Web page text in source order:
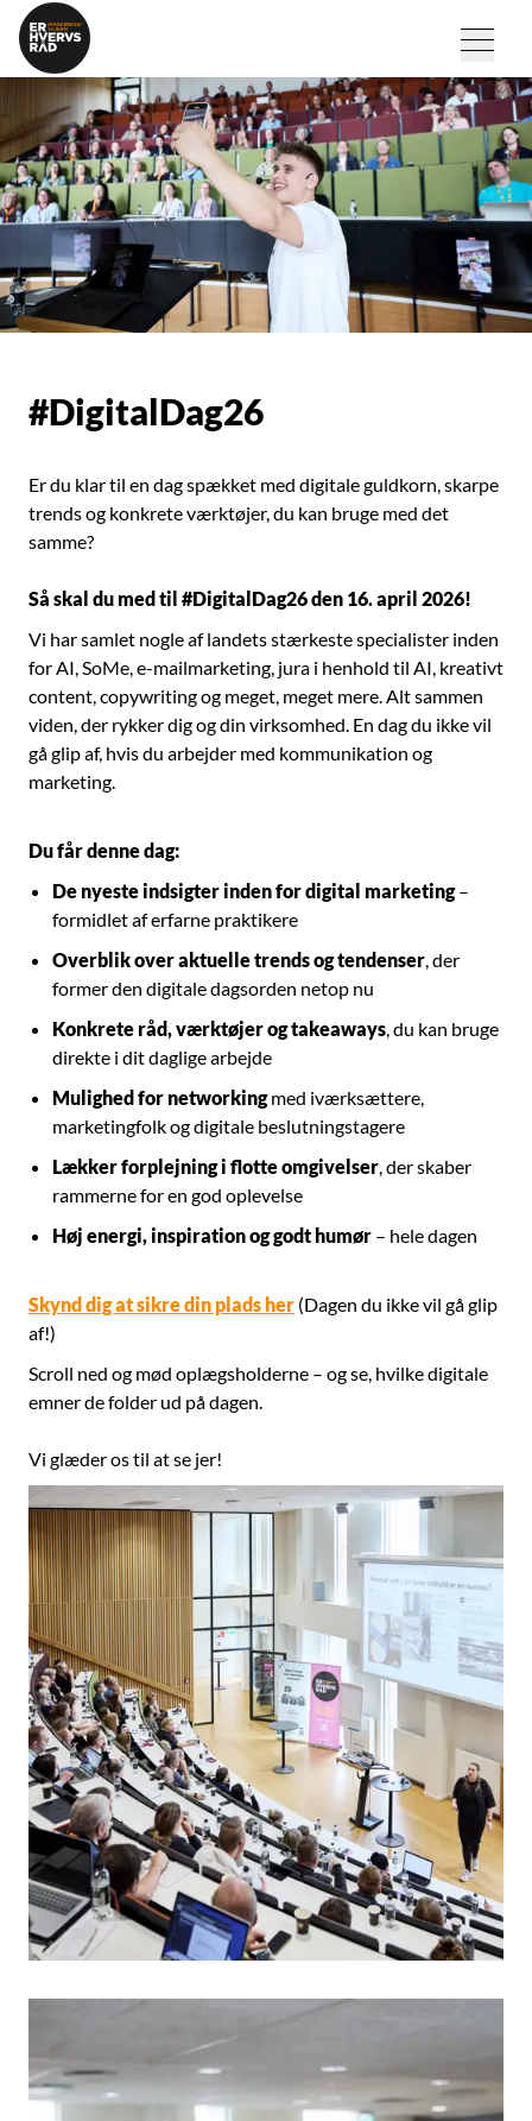
#DigitalDag26
Er du klar til en dag spækket med digitale guldkorn, skarpe
trends og konkrete værktøjer, du kan bruge med det
samme?
Så skal du med til #DigitalDag26 den 16. april 2026!
Vi har samlet nogle af landets stærkeste specialister inden
for AI, SoMe, e-mailmarketing, jura i henhold til AI, kreativt
content, copywriting og meget, meget mere. Alt sammen
viden, der rykker dig og din virksomhed. En dag du ikke vil
gå glip af, hvis du arbejder med kommunikation og
marketing.
Du får denne dag:
De nyeste indsigter inden for digital marketing–
formidlet af erfarne praktikere
Overblik over aktuelle trends og tendenser, der
former den digitale dagsorden netop nu
Konkrete råd, værktøjer og takeaways, du kan bruge
direkte i dit daglige arbejde
Mulighed for networkingmed iværksættere,
marketingfolk og digitale beslutningstagere
Lækker forplejning i flotte omgivelser, der skaber
rammerne for en god oplevelse
Høj energi, inspiration og godt humør – hele dagen
Skynd dig at sikre din plads her (Dagen du ikke vil gå glip
af!)
Scroll ned og mød oplægsholderne – og se, hvilke digitale
emner de folder ud på dagen.
Vi glæder os til at se jer!